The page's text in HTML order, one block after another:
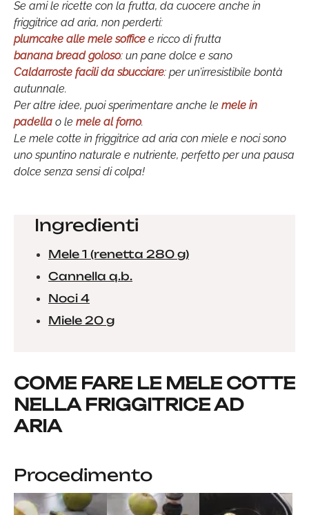
Se ami le ricette con la frutta, da cuocere anche in
friggitrice ad aria, non perderti:
plumcake alle mele soffice e ricco di frutta
banana bread goloso: un pane dolce e sano
Caldarroste facili da sbucciare: per un’irresistibile bontà
autunnale.
Per altre idee, puoi sperimentare anche le mele in
padella o le mele al forno.
Le mele cotte in friggitrice ad aria con miele e noci sono
uno spuntino naturale e nutriente, perfetto per una pausa
dolce senza sensi di colpa!
Ingredienti
Mele 1 (renetta 280 g)
Cannella q.b.
Noci 4
Miele 20 g
COME FARE LE MELE COTTE
NELLA FRIGGITRICE AD
ARIA
Procedimento